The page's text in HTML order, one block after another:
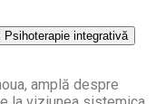
Psihoterapie integrativă
amplă despre